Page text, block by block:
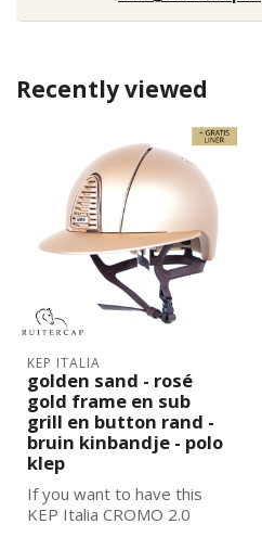
Recently viewed
KEP ITALIA
golden sand - rosé
gold frame en sub
grill en button rand -
bruin kinbandje - polo
klep
If you want to have this
KEP Italia CROMO 2.0